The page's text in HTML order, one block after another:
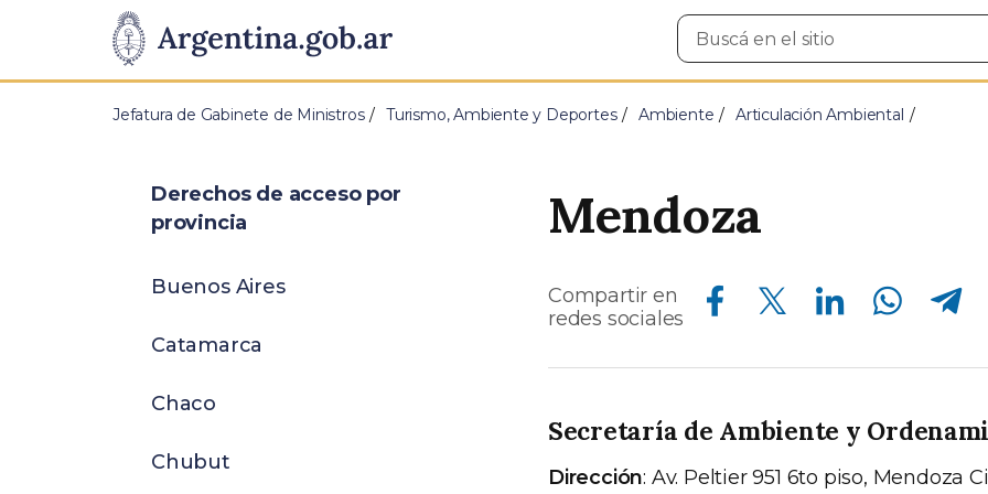
Presidencia
de
Pasar al contenido principal
Buscar
en
Jefatura de Gabinete de Ministros Turismo, Ambiente y Deportes Ambiente Articulación Ambiental
Mendoza
Compartir en
redes sociales
Compartir en Facebook Compartir en Twitter Compartir en Linkedin Compartir en Whatsapp Compartir en Telegram
Secretaría de Ambiente y
Dirección: Av. Peltier 951 6to piso, Mendoza
Derechos de acceso por
provincia
Buenos Aires
Catamarca
Chaco
Chubut